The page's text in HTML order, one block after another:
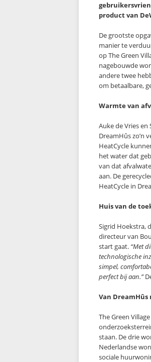
product van
De grootste
manier te
op The Green
nagebouwde
andere twee
om betaalbare,
Warmte van
Auke de Vries
DreamHûs zo’n
HeatCycle
het water dat
van dat
aan. De
HeatCycle in
Huis van de
Sigrid Hoekstra,
directeur van
start gaat. “Met
technologische
simpel,
perfect bij aan.”
Van
The Green
staan. De drie
Nederlandse
sociale